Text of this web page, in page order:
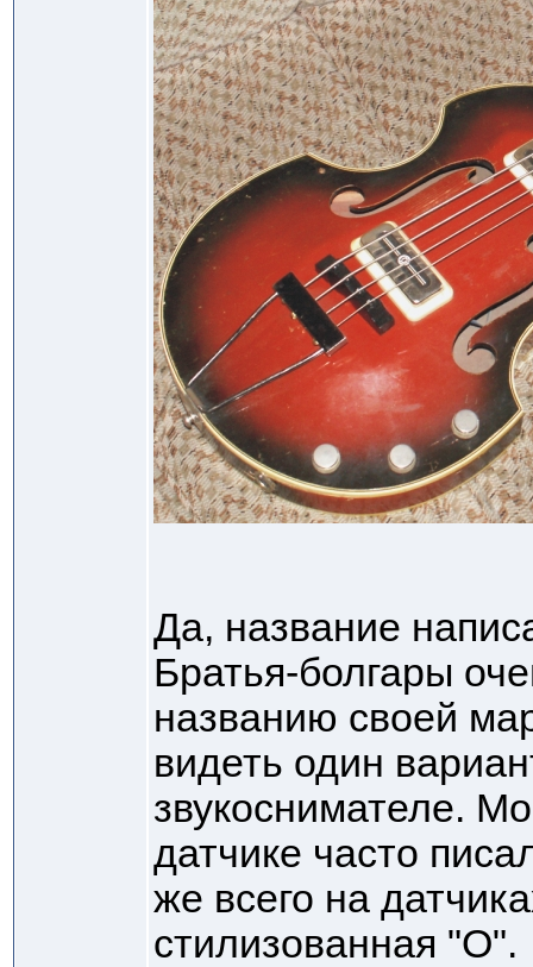
Да, название
Братья-болгары
названию своей
видеть один
звукоснимателе.
датчике часто
же всего на
стилизованная "О".